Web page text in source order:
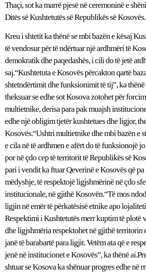
Thaçi, sot ka marrë pjesë në ceremoninë e
Ditës së Kushtetutës së Republikës së Kosovës.
Kreu i shtetit ka thënë se mbi bazën e kësaj
të vendosur për të ndërtuar një ardhmëri të
demokratik dhe paqedashës, i cili do të jetë
saj.“Kushtetuta e Kosovës përcakton qartë
shtetndërtimit dhe funksionimit të tij”, ka
theksuar se edhe sot Kosova zotohet për
multietnike, derisa para pak muajsh
edhe një obligim tjetër kushtetues dhe ligjor,
Kosovës.“Ushtri multietnike dhe mbi bazën e
e cila në të ardhmen e afërt do të funksionojë
por në çdo cep të territorit të Republikës së
pari i vendit ka ftuar Qeverinë e Kosovës që
mëdyshje, të respektojë ligjshmërinë në çdo
institucionale, në gjithë Kosovën.“Të mos
ligjin në emër të përkatësisë etnike apo
Respektimi i Kushtetutës merr kuptim të plotë
dhe ligjshmëria respektohet në gjithë territorin
janë të barabartë para ligjit. Vetëm ata që e
jenë në institucionet e Kosovës”, ka thënë
shtuar se Kosova ka shënuar progres edhe në